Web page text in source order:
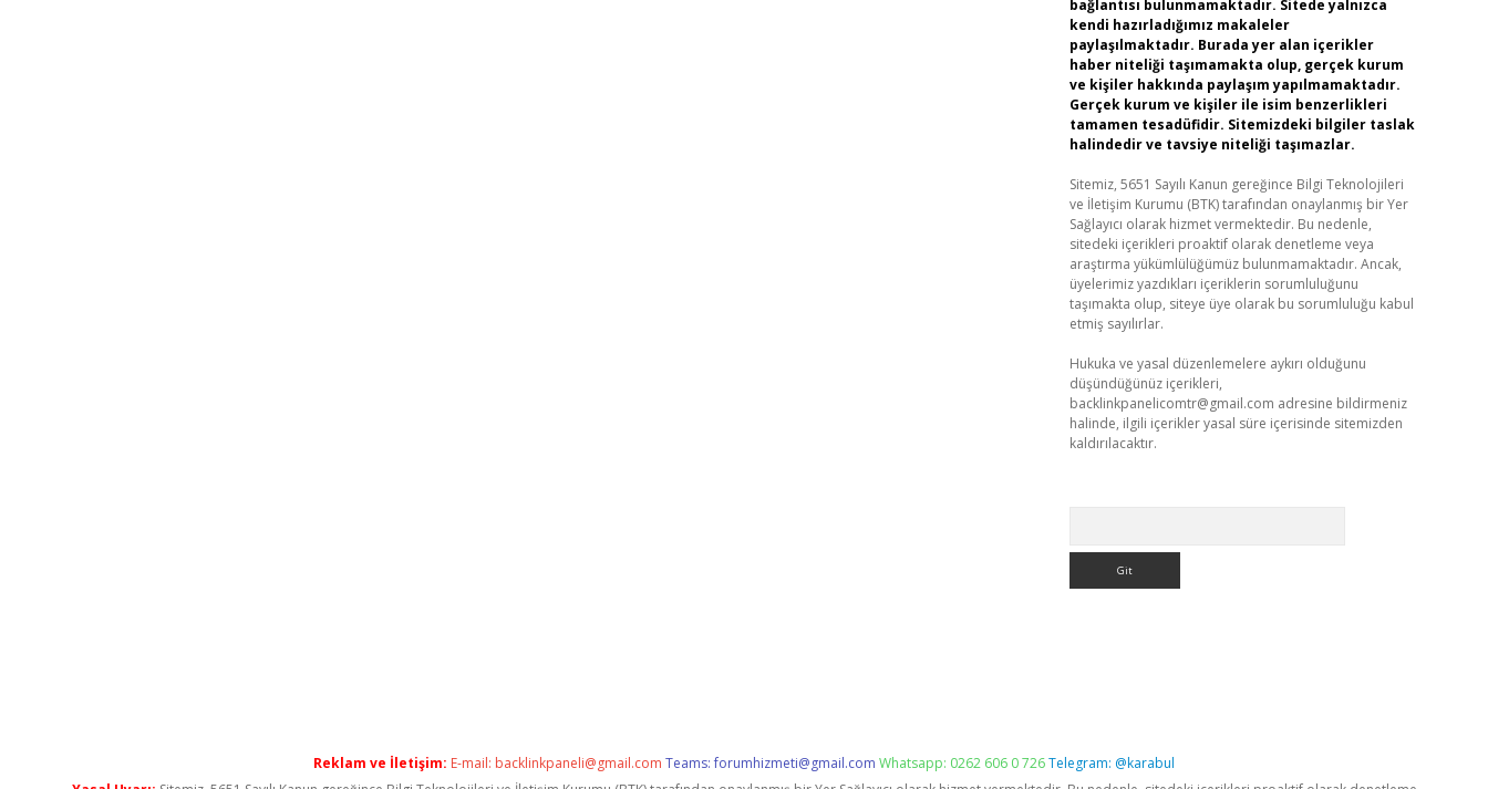
bağlantısı bulunmamaktadır. Sitede yalnızca
kendi hazırladığımız makaleler
paylaşılmaktadır. Burada yer alan içerikler
haber niteliği taşımamakta olup, gerçek kurum
ve kişiler hakkında paylaşım yapılmamaktadır.
Gerçek kurum ve kişiler ile isim benzerlikleri
tamamen tesadüfidir. Sitemizdeki bilgiler taslak
halindedir ve tavsiye niteliği taşımazlar.
Sitemiz, 5651 Sayılı Kanun gereğince Bilgi Teknolojileri
ve İletişim Kurumu (BTK) tarafından onaylanmış bir Yer
Sağlayıcı olarak hizmet vermektedir. Bu nedenle,
sitedeki içerikleri proaktif olarak denetleme veya
araştırma yükümlülüğümüz bulunmamaktadır. Ancak,
üyelerimiz yazdıkları içeriklerin sorumluluğunu
taşımakta olup, siteye üye olarak bu sorumluluğu kabul
etmiş sayılırlar.
Hukuka ve yasal düzenlemelere aykırı olduğunu
düşündüğünüz içerikleri,
backlinkpanelicomtr@gmail.com adresine bildirmeniz
halinde, ilgili içerikler yasal süre içerisinde sitemizden
kaldırılacaktır.
Reklam ve İletişim: E-mail: backlinkpaneli@gmail.com Teams:forumhizmeti@gmail.com Whatsapp: 0262 606 0 726Telegram: @karabul